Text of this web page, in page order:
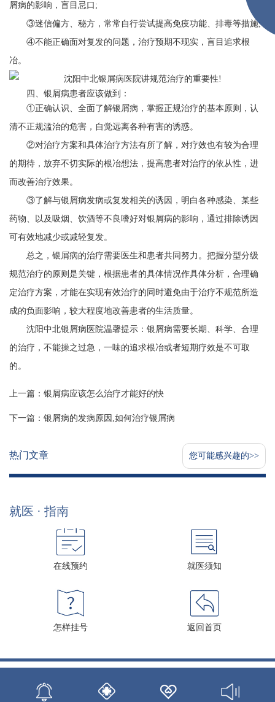
屑病的影响，盲目忌口;
③迷信偏方、秘方，常常自行尝试提高免疫功能、排毒等措施;
④不能正确面对复发的问题，治疗预期不现实，盲目追求根
冶。
四、银屑病患者应该做到：
①正确认识、全面了解银屑病，掌握正规治疗的基本原则，认
清不正规滥治的危害，自觉远离各种有害的诱惑。
②对治疗方案和具体治疗方法有所了解，对疗效也有较为合理
的期待，放弃不切实际的根冶想法，提高患者对治疗的依从性，进
而改善治疗效果。
③了解与银屑病发病或复发相关的诱因，明白各种感染、某些
药物、以及吸烟、饮酒等不良嗜好对银屑病的影响，通过排除诱因
可有效地减少或减轻复发。
总之，银屑病的治疗需要医生和患者共同努力。把握分型分级
规范治疗的原则是关键，根据患者的具体情况作具体分析，合理确
定治疗方案，才能在实现有效治疗的同时避免由于治疗不规范所造
成的负面影响，较大程度地改善患者的生活质量。
沈阳中北银屑病医院温馨提示：银屑病需要长期、科学、合理
的治疗，不能操之过急，一味的追求根冶或者短期疗效是不可取
的。
上一篇： 银屑病应该怎么治疗才能好的快
下一篇： 银屑病的发病原因,如何治疗银屑病
热门文章 您可能感兴趣的>>
就医 · 指南
在线预约 就医须知
怎样挂号 返回首页